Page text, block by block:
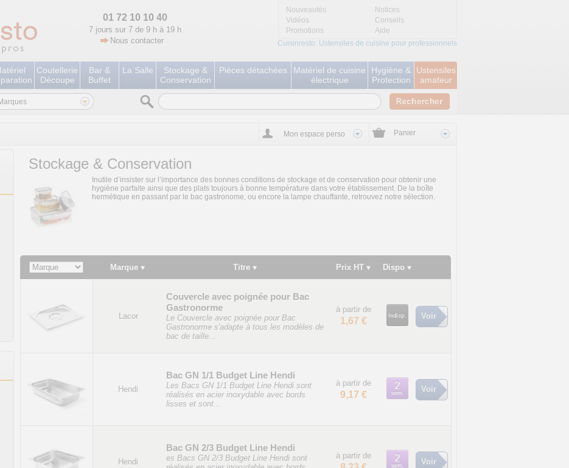
01 72 10 10 40
7 jours sur 7 de 9 h à 19 h
Nous contacter
Nouveautés
Notices
Vidéos
Conseils
Promotions
Aide
Cuisinresto: Ustensiles de cuisine pour professionnels
Coutellerie
Découpe
Bar &
Buffet
La Salle
Stockage &
Conservation
Pièces détachées
Matériel de cuisine
électrique
Hygiène &
Protection
Ustensiles
amateur
Mon espace perso Panier
Stockage & Conservation
Inutile d’insister sur l’importance des bonnes conditions de stockage et de conservation pour obtenir une
hygiène parfaite ainsi que des plats toujours à bonne température dans votre établissement. De la boîte
hermétique en passant par le bac gastronome, ou encore la lampe chauffante, retrouvez notre sélection.
Marque Titre Prix HT Dispo
Lacor
Couvercle avec poignée pour Bac
Gastronorme
Le Couvercle avec poignée pour Bac
Gastronorme s'adapte à tous les modèles de
bac de taille...
à partir de
1,67 € Voir
Hendi
Bac GN 1/1 Budget Line Hendi
Les Bacs GN 1/1 Budget Line Hendi sont
réalisés en acier inoxydable avec bords
lisses et sont...
à partir de
9,17 €
Voir
Hendi
Bac GN 2/3 Budget Line Hendi
es Bacs GN 2/3 Budget Line Hendi sont
à partir de
Voir